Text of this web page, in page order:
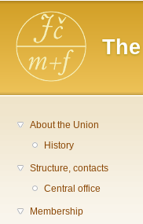
Main menu
About the Union
History
Structure, contacts
Central office
Membership